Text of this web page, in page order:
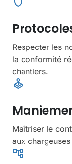
Respecter les
la conformité
chantiers.
joystick
Maîtriser le
aux
account_tree